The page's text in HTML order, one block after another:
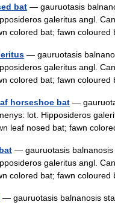
bat — gauruotasis
galeritus angl.
colored bat; fawn
— gauruotasis
galeritus angl.
colored bat; fawn
horseshoe bat —
lot. Hipposideros
leaf nosed bat; fawn
— gauruotasis balnanosis
galeritus angl.
colored bat; fawn
— gauruotasis balnanosis